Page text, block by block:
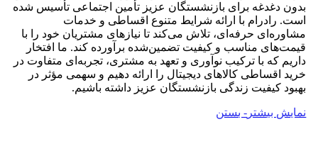
بدون دغدغه برای بازنشستگان عزیز تأمین اجتماعی تأسیس شده
است. رادرام با ارائه شرایط متنوع اقساطی و خدمات
مشاوره‌ای حرفه‌ای، تلاش می‌کند تا نیازهای مشتریان خود را با
قیمت‌های مناسب و کیفیت تضمین‌شده برآورده کند. ما افتخار
داریم که با ترکیب نوآوری و تعهد به مشتری، تجربه‌ای متفاوت در
خرید اقساطی کالاهای دیجیتال را ارائه دهیم و سهمی مؤثر در
بهبود کیفیت زندگی بازنشستگان عزیز داشته باشیم.
نمایش بیشتر - بستن